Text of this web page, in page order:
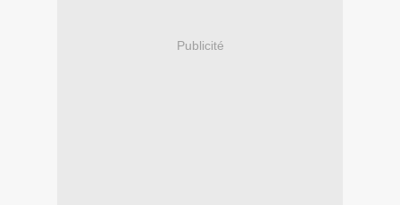
Publicité